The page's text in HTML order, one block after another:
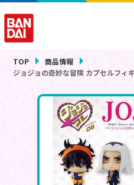
TOP
商品情報
ジョジョの奇妙な冒険 カプセルフ